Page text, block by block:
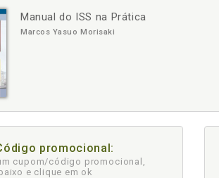
Manual do ISS na Prática
Marcos Yasuo Morisaki
+
promocional:
cupom/código promocional,
e clique em ok